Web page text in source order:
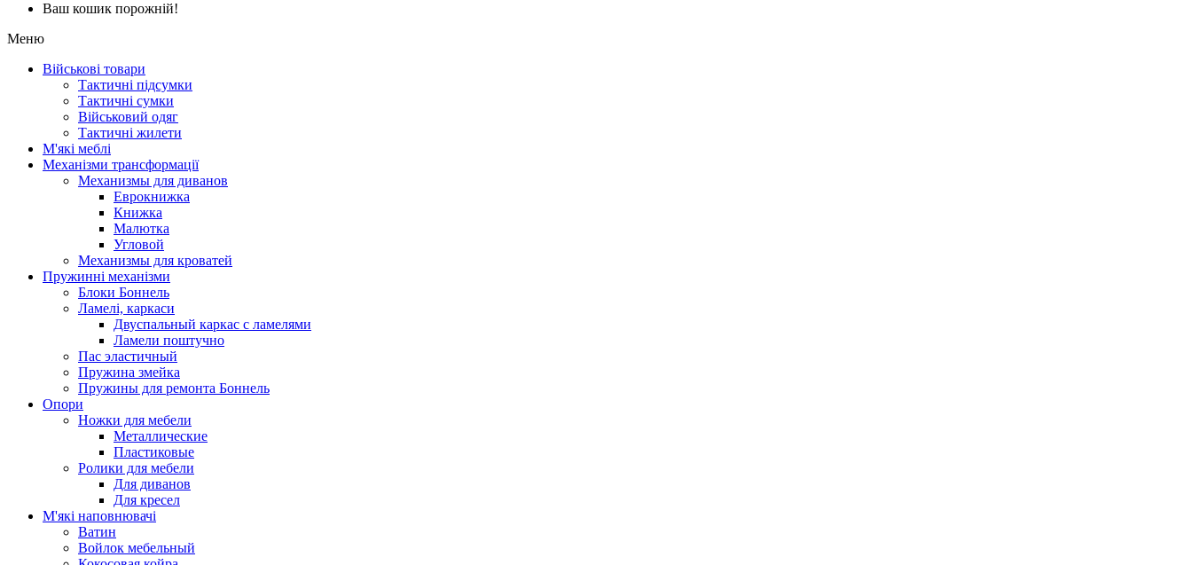
Ваш кошик порожній!
Меню
Військові товари
Тактичні підсумки
Тактичні сумки
Військовий одяг
Тактичні жилети
М'які меблі
Механізми трансформації
Механизмы для диванов
Еврокнижка
Книжка
Малютка
Угловой
Механизмы для кроватей
Пружинні механізми
Блоки Боннель
Ламелі, каркаси
Двуспальный каркас с ламелями
Ламели поштучно
Пас эластичный
Пружина змейка
Пружины для ремонта Боннель
Опори
Ножки для мебели
Металлические
Пластиковые
Ролики для мебели
Для диванов
Для кресел
М'які наповнювачі
Ватин
Войлок мебельный